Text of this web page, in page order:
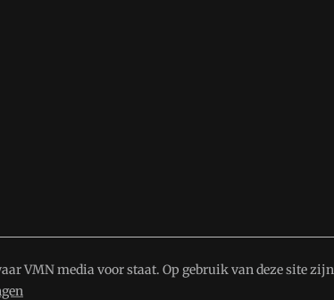
VMN media voor staat. Op gebruik van deze site